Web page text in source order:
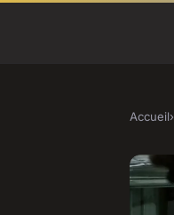
Accueil›